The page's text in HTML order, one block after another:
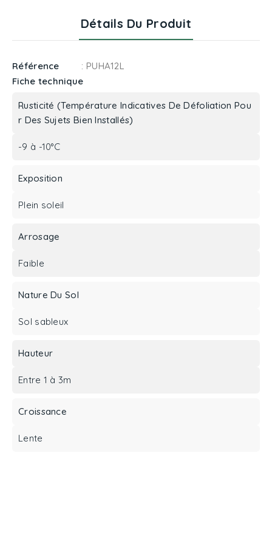
Détails Du Produit
Référence
: PUHA12L
Fiche technique
Rusticité (Température Indicatives De Défoliation Pou
R Des Sujets Bien Installés)
-9 à -10°C
Exposition
Plein soleil
Arrosage
Faible
Nature Du Sol
Sol sableux
Hauteur
Entre 1 à 3m
Croissance
Lente